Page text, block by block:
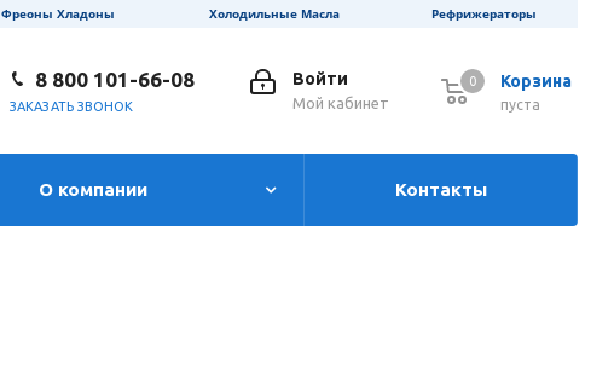
Фреоны Хладоны Холодильные Масла Рефрижераторы
Корзина
0
пуста
0
Войти
Мой кабинет
8 800 101-66-08
ЗАКАЗАТЬ ЗВОНОК
О компании Контакты